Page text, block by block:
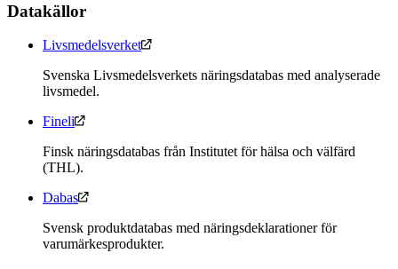
Datakällor
Livsmedelsverket
Svenska Livsmedelsverkets näringsdatabas med analyserade
livsmedel.
Fineli
Finsk näringsdatabas från Institutet för hälsa och välfärd
(THL).
Dabas
Svensk produktdatabas med näringsdeklarationer för
varumärkesprodukter.